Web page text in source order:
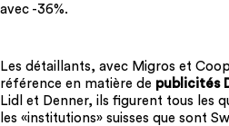
avec -36%.
Les détaillants, avec Migros et
référence en matière de publicités
Lidl et Denner, ils figurent tous les
les «institutions» suisses que sont